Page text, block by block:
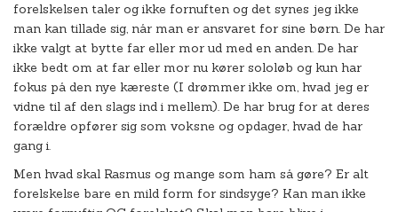
forelskelsen taler og ikke fornuften og det synes jeg ikke
man kan tillade sig, når man er ansvaret for sine børn. De har
ikke valgt at bytte far eller mor ud med en anden. De har
ikke bedt om at far eller mor nu kører sololøb og kun har
fokus på den nye kæreste (I drømmer ikke om, hvad jeg er
vidne til af den slags ind i mellem). De har brug for at deres
forældre opfører sig som voksne og opdager, hvad de har
gang i.
Men hvad skal Rasmus og mange som ham så gøre? Er alt
forelskelse bare en mild form for sindsyge? Kan man ikke